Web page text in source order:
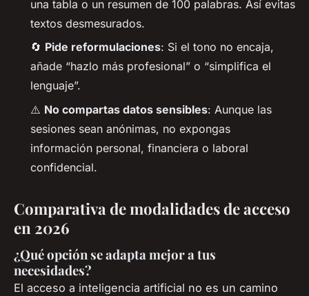
una tabla o un resumen de 100 palabras. Así evitas
textos desmesurados.
🔄 Pide reformulaciones: Si el tono no encaja,
añade “hazlo más profesional” o “simplifica el
lenguaje”.
⚠️ No compartas datos sensibles: Aunque las
sesiones sean anónimas, no expongas
información personal, financiera o laboral
confidencial.
Comparativa de modalidades de acceso
en 2026
¿Qué opción se adapta mejor a tus
necesidades?
El acceso a inteligencia artificial no es un camino